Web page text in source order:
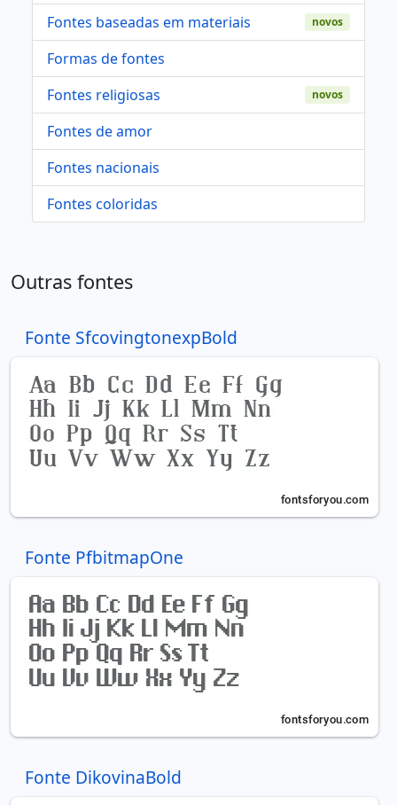
Fontes baseadas em materiais
novos
Formas de fontes
Fontes religiosas
novos
Fontes de amor
Fontes nacionais
Fontes coloridas
Outras fontes
Fonte SfcovingtonexpBold
Fonte PfbitmapOne
Fonte DikovinaBold